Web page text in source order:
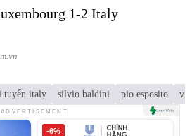
1-2 Italy
tuyển italy silvio baldini pio esposito
ADVERTISEMENT
-6%